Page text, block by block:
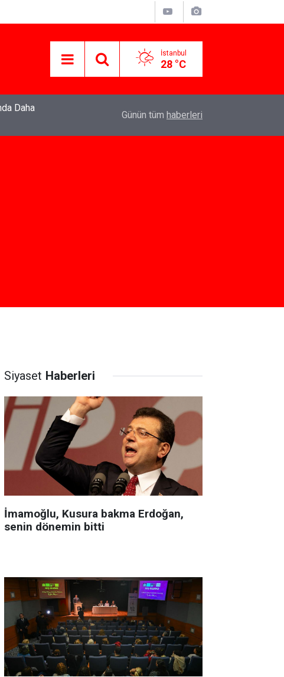
İstanbul
28 °C
Özlem Drahyalı Kimdir, Nereli ve Kaç
Günün tüm haberleri
Siyaset Haberleri
İmamoğlu, Kusura bakma Erdoğan,
senin dönemin bitti